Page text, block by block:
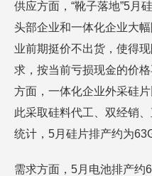
供应方面，“靴子落地”5月
头部企业和一体化企业大
业前期挺价不出货，使得
求，按当前亏损现金的价
方面，一体化企业外采硅
此采取硅料代工、双经销
统计，5月硅片排产约为
需求方面，5月电池排产约